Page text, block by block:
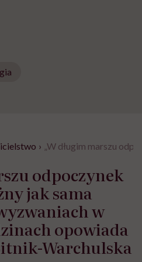
› „W długim marszu
odpoczynek
jak sama
w
opowiada
Warchulska